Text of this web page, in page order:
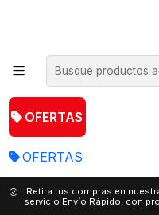
OFERTAS
OFERTAS
¡Retira tus compras en
servicio Envío Rápido, con